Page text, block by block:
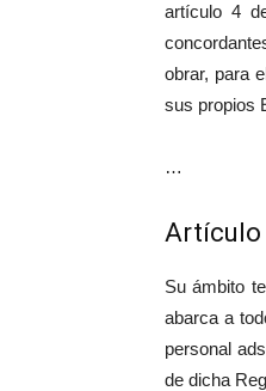
artículo 4
obrar, para
sus propios
…
Artículo
Su ámbito
abarca a
personal
de dicha